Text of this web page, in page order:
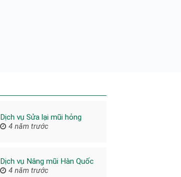
Dịch vụ Sửa lại mũi hỏng
4 năm trước
Dịch vụ Nâng mũi Hàn Quốc
4 năm trước